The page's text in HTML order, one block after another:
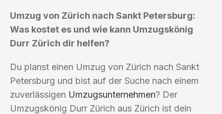
Umzug von Zürich nach Sankt Petersburg:
Was kostet es und wie kann Umzugskönig
Durr Zürich dir helfen?
Du planst einen Umzug von Zürich nach Sankt
Petersburg und bist auf der Suche nach einem
zuverlässigen Umzugsunternehmen? Der
Umzugskönig Durr Zürich aus Zürich ist dein